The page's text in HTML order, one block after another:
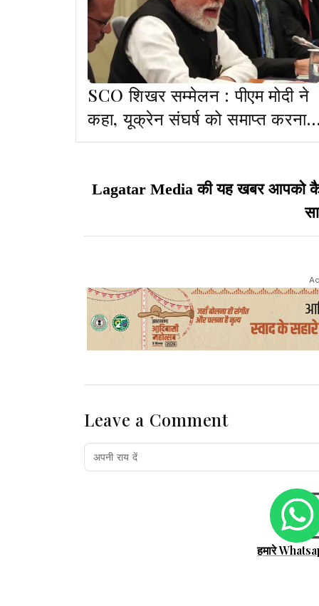
SCO शिखर सम्मेलन : पीएम मोदी ने
कहा, यूक्रेन संघर्ष को समाप्त करना
होगा, यह मानवता की पुकार है
Lagatar Media की यह खबर आपको
Leave a Comment
हमारे